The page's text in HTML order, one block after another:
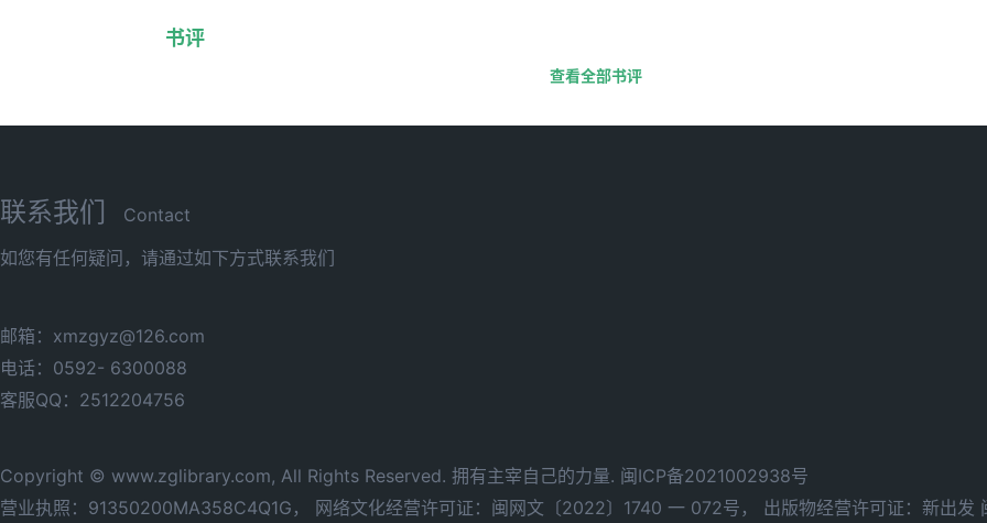
书评
查看全部书评
联系我们
Contact
如您有任何疑问，请通过如下方式联系我们
邮箱：xmzgyz@126.com
电话：0592- 6300088
客服QQ：2512204756
Copyright © www.zglibrary.com, All Rights Reserved. 拥有主宰自己的力量. 闽ICP备2021002938号
营业执照：91350200MA358C4Q1G，
网络文化经营许可证：闽网文〔2022〕1740 一 072号，
出版物经营许可证：新出发